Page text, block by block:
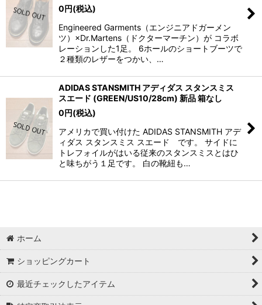
0円(税込)
Engineered Garments（エンジニアドガーメン
ツ）×Dr.Martens（ドクターマーチン）が コラボ
レーションした1足。 6ホールのショートブーツで
２種類のレザーをつかい、…
ADIDAS STANSMITH アディダス スタンスミス
スエード (GREEN/US10/28cm) 新品 箱なし
0円(税込)
アメリカで買い付けた ADIDAS STANSMITH アデ
ィダス スタンスミス スエード です。 サイドに
トレフォイルがはいる従来のスタンスミスとはひ
と味ちがう１足です。 白の靴紐も…
ホーム
ショッピングカート
最近チェックしたアイテム